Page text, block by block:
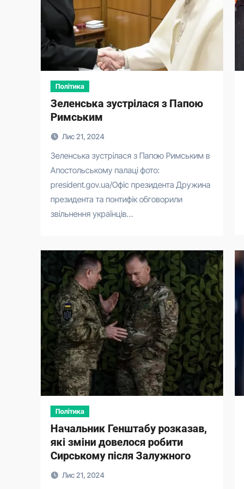
Політика
Зеленська зустрілася з Папою
Римським
Лис 21, 2024
Зеленська зустрілася з Папою Римським в
Апостольському палаці фото:
president.gov.ua/Офіс президента Дружина
президента та понтифік обговорили
звільнення українців…
Політика
Начальник Генштабу розказав,
які зміни довелося робити
Сирському після Залужного
Лис 21, 2024